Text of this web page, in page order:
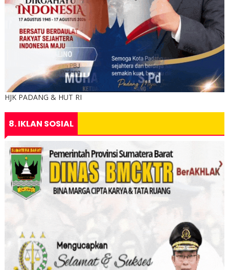
HJK PADANG & HUT RI
8. IKLAN SOSIAL